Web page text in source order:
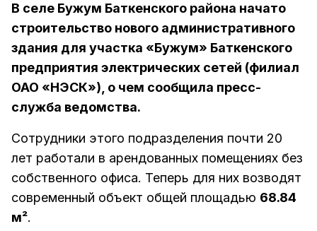
В селе Бужум Баткенского района начато
строительство нового административного
здания для участка «Бужум» Баткенского
предприятия электрических сетей (филиал
ОАО «НЭСК»), о чем сообщила пресс-
служба ведомства.
Сотрудники этого подразделения почти 20
лет работали в арендованных помещениях без
собственного офиса. Теперь для них возводят
современный объект общей площадью 68.84
м².